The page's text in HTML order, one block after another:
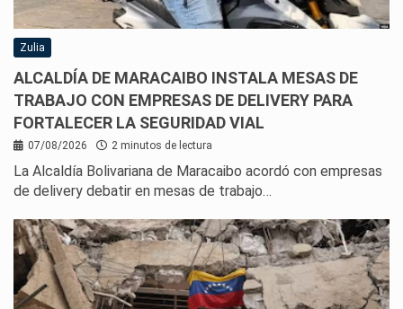
Zulia
ALCALDÍA DE MARACAIBO INSTALA MESAS DE
TRABAJO CON EMPRESAS DE DELIVERY PARA
FORTALECER LA SEGURIDAD VIAL
07/08/2026 2 minutos de lectura
La Alcaldía Bolivariana de Maracaibo acordó con empresas
de delivery debatir en mesas de trabajo…